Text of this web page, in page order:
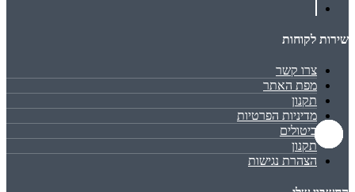
שירות לקוחות
צרו קשר
מפת האתר
תקנון
מדיניות הפרטיות
ביטולים
תקנון
הצהרת נגישות